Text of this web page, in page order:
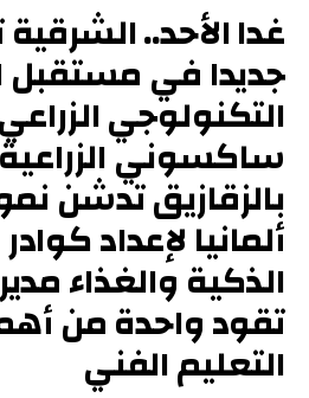
غدا الأحد..
جديدا في مستقبل
التكنولوجي
ساكسوني
بالزقازيق تدشن
ألمانيا لإعداد
الذكية والغذاء
تقود واحدة من
التعليم الفني